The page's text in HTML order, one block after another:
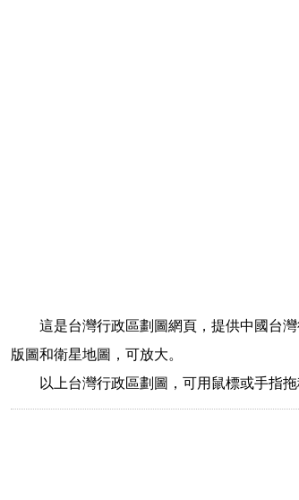
這是台灣行政區劃圖網頁，提供中國台
版圖和衛星地圖，可放大。
以上台灣行政區劃圖，可用鼠標或手指